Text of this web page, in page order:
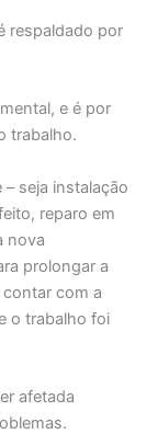
respaldado por
e é por
trabalho.
seja instalação
reparo em
nova
prolongar a
com a
o trabalho foi
afetada